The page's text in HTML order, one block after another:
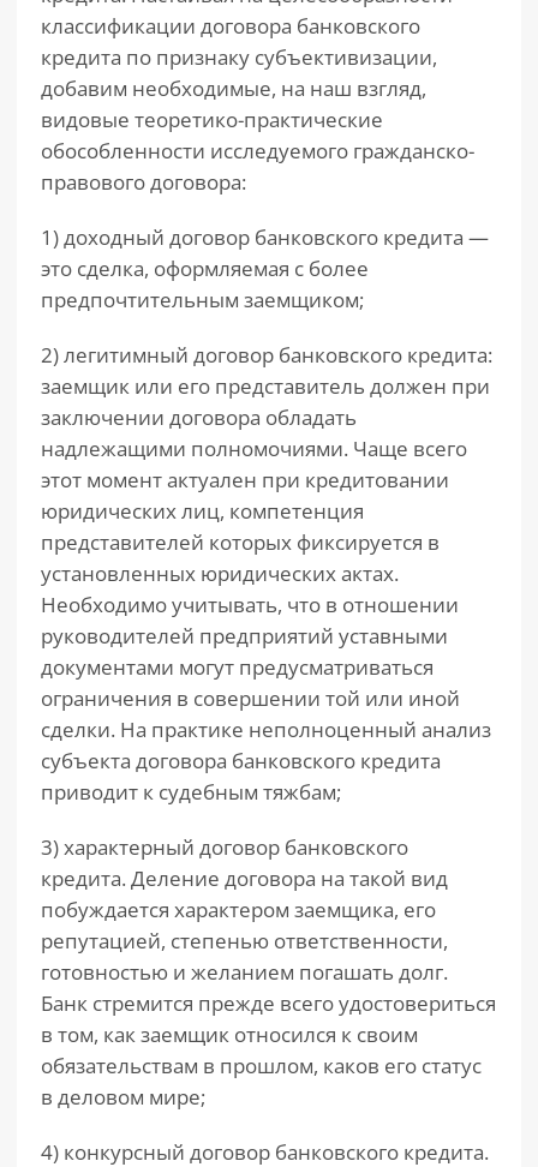
классификации договора банковского
кредита по признаку субъективизации,
добавим необходимые, на наш взгляд,
видовые теоретико-практические
обособленности исследуемого гражданско-
правового договора:
1) доходный договор банковского кредита —
это сделка, оформляемая с более
предпочтительным заемщиком;
2) легитимный договор банковского кредита:
заемщик или его представитель должен при
заключении договора обладать
надлежащими полномочиями. Чаще всего
этот момент актуален при кредитовании
юридических лиц, компетенция
представителей которых фиксируется в
установленных юридических актах.
Необходимо учитывать, что в отношении
руководителей предприятий уставными
документами могут предусматриваться
ограничения в совершении той или иной
сделки. На практике неполноценный анализ
субъекта договора банковского кредита
приводит к судебным тяжбам;
3) характерный договор банковского
кредита. Деление договора на такой вид
побуждается характером заемщика, его
репутацией, степенью ответственности,
готовностью и желанием погашать долг.
Банк стремится прежде всего удостовериться
в том, как заемщик относился к своим
обязательствам в прошлом, каков его статус
в деловом мире;
4) конкурсный договор банковского кредита.